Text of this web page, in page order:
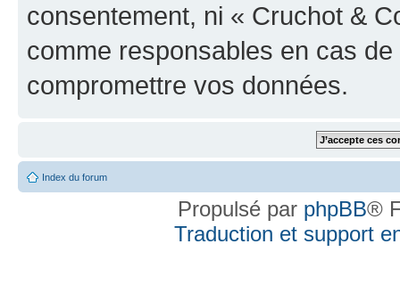
consentement, ni « Cruchot &
comme responsables en cas
compromettre vos données.
Index du forum
Propulsé par phpBB®
Traduction et support